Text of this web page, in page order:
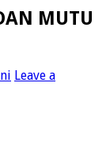
MUTU
Leave a